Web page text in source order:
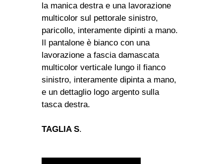
la manica destra e una lavorazione
multicolor sul pettorale sinistro,
paricollo, interamente dipinti a mano.
Il pantalone è bianco con una
lavorazione a fascia damascata
multicolor verticale lungo il fianco
sinistro, interamente dipinta a mano,
e un dettaglio logo argento sulla
tasca destra.
TAGLIA S.